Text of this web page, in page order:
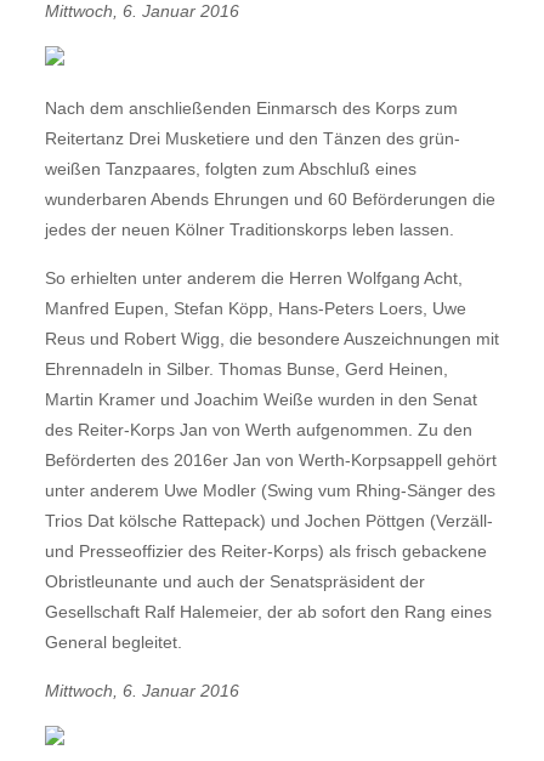
Mittwoch, 6. Januar 2016
Nach dem anschließenden Einmarsch des Korps zum
Reitertanz Drei Musketiere und den Tänzen des grün-
weißen Tanzpaares, folgten zum Abschluß eines
wunderbaren Abends Ehrungen und 60 Beförderungen die
jedes der neuen Kölner Traditionskorps leben lassen.
So erhielten unter anderem die Herren Wolfgang Acht,
Manfred Eupen, Stefan Köpp, Hans-Peters Loers, Uwe
Reus und Robert Wigg, die besondere Auszeichnungen mit
Ehrennadeln in Silber. Thomas Bunse, Gerd Heinen,
Martin Kramer und Joachim Weiße wurden in den Senat
des Reiter-Korps Jan von Werth aufgenommen. Zu den
Beförderten des 2016er Jan von Werth-Korpsappell gehört
unter anderem Uwe Modler (Swing vum Rhing-Sänger des
Trios Dat kölsche Rattepack) und Jochen Pöttgen (Verzäll-
und Presseoffizier des Reiter-Korps) als frisch gebackene
Obristleunante und auch der Senatspräsident der
Gesellschaft Ralf Halemeier, der ab sofort den Rang eines
General begleitet.
Mittwoch, 6. Januar 2016